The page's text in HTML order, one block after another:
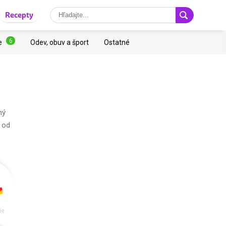
Recepty
6 Odev, obuv a šport Ostatné